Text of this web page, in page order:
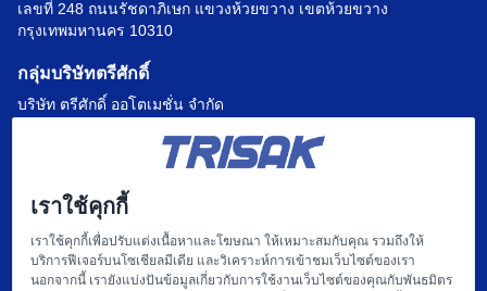
เลขที่ 248 ถนนรัชดาภิเษก แขวงห้วยขวาง เขตห้วยขวาง
กรุงเทพมหานคร 10310
กลุ่มบริษัทตรีศักดิ์
บริษัท ตรีศักดิ์ ออโตเมชั่น จำกัด
บริษัท แฟคตอรี่ ออโตเมชั่น เซ็นเตอร์ จำกัด
บริษัท ไฮทรอน-ตรีศักดิ์ จำกัด
หน้าแรก
เราใช้คุกกี้
เราใช้คุกกี้เพื่อปรับแต่งเนื้อหาและโฆษณา ให้เหมาะสมกับคุณ รวมถึงให้
บริการฟีเจอร์บนโซเชียลมีเดีย และวิเคราะห์การเข้าชมเว็บไซต์ของเรา
นอกจากนี้ เรายังแบ่งปันข้อมูลเกี่ยวกับการใช้งานเว็บไซต์ของคุณกับพันธมิตร